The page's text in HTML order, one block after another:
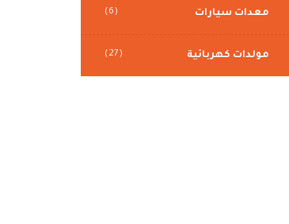
معدات سيارات (6)
مولدات كهربائية (27)